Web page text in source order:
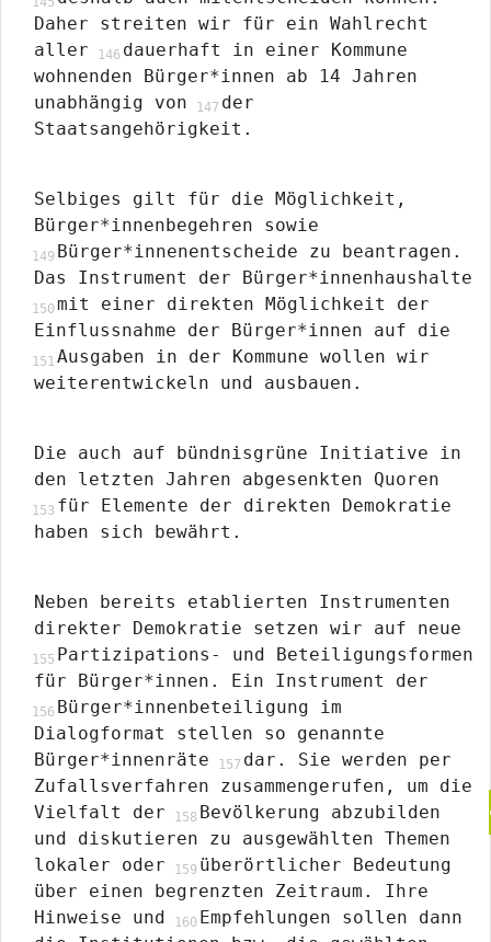
Daher streiten wir für ein Wahlrecht
aller
dauerhaft in einer Kommune
wohnenden Bürger*innen ab 14 Jahren
unabhängig von
der
Staatsangehörigkeit.
Selbiges gilt für die Möglichkeit,
Bürger*innenbegehren sowie
Bürger*innenentscheide zu beantragen.
Das Instrument der Bürger*innenhaushalte
mit einer direkten Möglichkeit der
Einflussnahme der Bürger*innen auf die
Ausgaben in der Kommune wollen wir
weiterentwickeln und ausbauen.
Die auch auf bündnisgrüne Initiative in
den letzten Jahren abgesenkten Quoren
für Elemente der direkten Demokratie
haben sich bewährt.
Neben bereits etablierten Instrumenten
direkter Demokratie setzen wir auf neue
Partizipations- und Beteiligungsformen
für Bürger*innen. Ein Instrument der
Bürger*innenbeteiligung im
Dialogformat stellen so genannte
Bürger*innenräte
dar. Sie werden per
Zufallsverfahren zusammengerufen, um die
Vielfalt der
Bevölkerung abzubilden
und diskutieren zu ausgewählten Themen
lokaler oder
überörtlicher Bedeutung
über einen begrenzten Zeitraum. Ihre
Hinweise und
Empfehlungen sollen dann